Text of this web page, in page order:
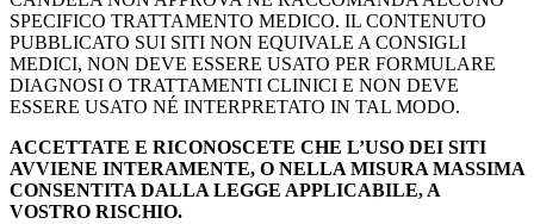
SPECIFICO TRATTAMENTO MEDICO. IL CONTENUTO
PUBBLICATO SUI SITI NON EQUIVALE A CONSIGLI
MEDICI, NON DEVE ESSERE USATO PER FORMULARE
DIAGNOSI O TRATTAMENTI CLINICI E NON DEVE
ESSERE USATO NÉ INTERPRETATO IN TAL MODO.
ACCETTATE E RICONOSCETE CHE L’USO DEI SITI
AVVIENE INTERAMENTE, O NELLA MISURA MASSIMA
CONSENTITA DALLA LEGGE APPLICABILE, A
VOSTRO RISCHIO.